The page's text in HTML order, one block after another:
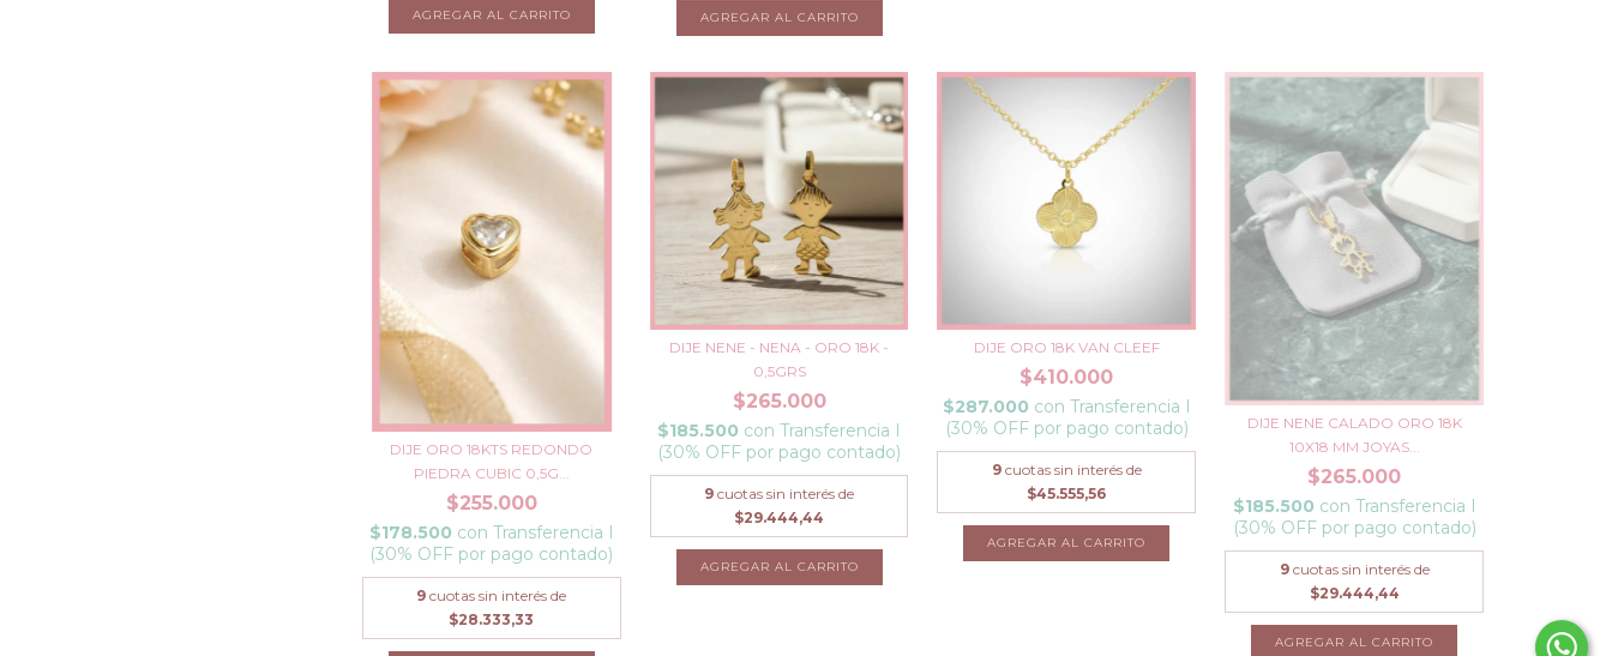
DIJE ORO 18KTS REDONDO
PIEDRA CUBIC 0,5G...
$255.000
$178.500 con Transferencia I
(30% OFF por pago contado)
9 cuotas sin interés de
$28.333,33
DIJE NENE - NENA - ORO 18K -
0,5GRS
$265.000
$185.500 con Transferencia I
(30% OFF por pago contado)
9 cuotas sin interés de
$29.444,44
DIJE ORO 18K VAN CLEEF
$410.000
$287.000 con Transferencia I
(30% OFF por pago contado)
9 cuotas sin interés de
$45.555,56
AGREGAR AL CARRITO
DIJE NENE CALADO ORO 18K
10X18 MM JOYAS...
$265.000
$185.500 con Transferencia I
(30% OFF por pago contado)
9 cuotas sin interés de
$29.444,44